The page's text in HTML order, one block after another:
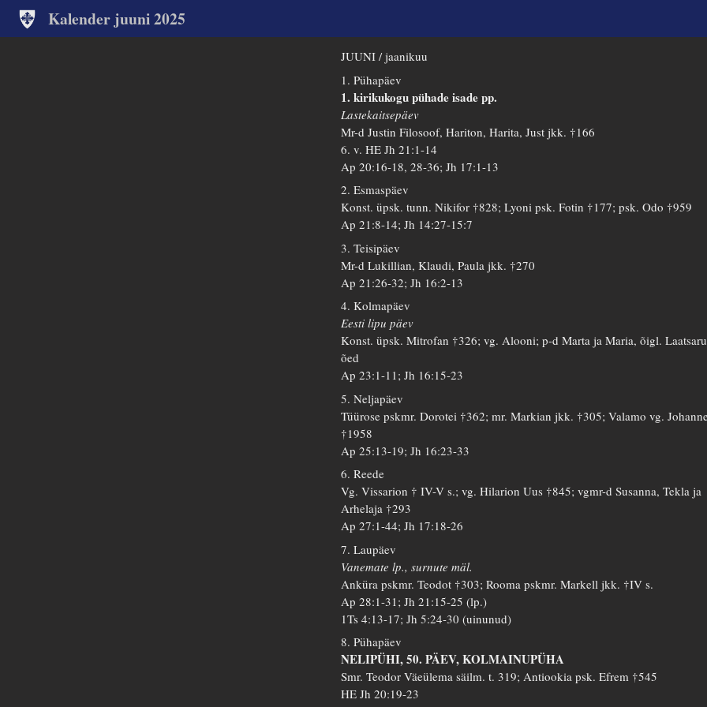
Kalender juuni 2025
JUUNI / jaanikuu
1. Pühapäev
1. kirikukogu pühade isade pp.
Lastekaitsepäev
Mr-d Justin Filosoof, Hariton, Harita, Just jkk. †166
6. v. HE Jh 21:1-14
Ap 20:16-18, 28-36; Jh 17:1-13
2. Esmaspäev
Konst. üpsk. tunn. Nikifor †828; Lyoni psk. Fotin †177; psk. Odo †959
Ap 21:8-14; Jh 14:27-15:7
3. Teisipäev
Mr-d Lukillian, Klaudi, Paula jkk. †270
Ap 21:26-32; Jh 16:2-13
4. Kolmapäev
Eesti lipu päev
Konst. üpsk. Mitrofan †326; vg. Alooni; p-d Marta ja Maria, õigl.
õed
Ap 23:1-11; Jh 16:15-23
5. Neljapäev
Tüürose pskmr. Dorotei †362; mr. Markian jkk. †305; Valamo vg.
†1958
Ap 25:13-19; Jh 16:23-33
6. Reede
Vg. Vissarion † IV-V s.; vg. Hilarion Uus †845; vgmr-d Susanna, Tekla ja
Arhelaja †293
Ap 27:1-44; Jh 17:18-26
7. Laupäev
Vanemate lp., surnute mäl.
Anküra pskmr. Teodot †303; Rooma pskmr. Markell jkk. †IV s.
Ap 28:1-31; Jh 21:15-25 (lp.)
1Ts 4:13-17; Jh 5:24-30 (uinunud)
8. Pühapäev
NELIPÜHI, 50. PÄEV, KOLMAINUPÜHA
Smr. Teodor Väeülema säilm. t. 319; Antiookia psk. Efrem †545
HE Jh 20:19-23